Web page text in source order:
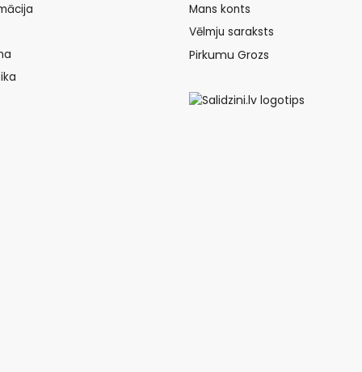
Mans konts
Vēlmju saraksts
Pirkumu Grozs